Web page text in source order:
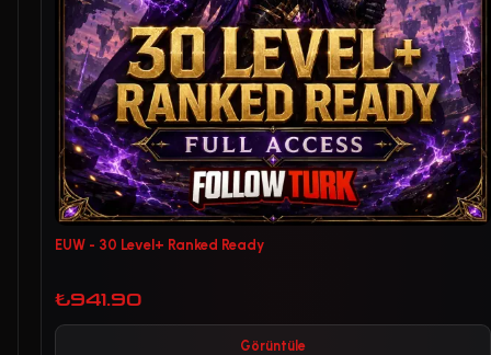
EUW - 30 Level+ Ranked Ready
₺941.90
Görüntüle